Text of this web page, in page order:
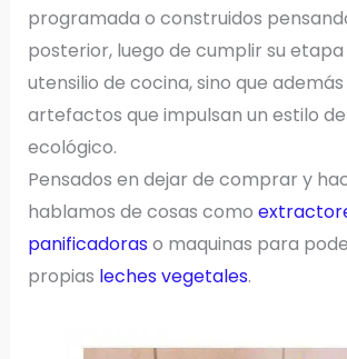
programada o construidos
posterior, luego de cumplir su
utensilio de cocina, sino que
artefactos que impulsan un estilo
ecológico.
Pensados en dejar de comprar y
hablamos de cosas como
panificadoraso maquinas para
propias leches vegetales.